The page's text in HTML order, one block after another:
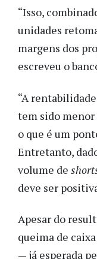
“Isso,
unidades
margens dos
escreveu o
“A
tem sido menor
o que é um
Entretanto,
volume de
deve ser
Apesar do
queima de
— já esperada